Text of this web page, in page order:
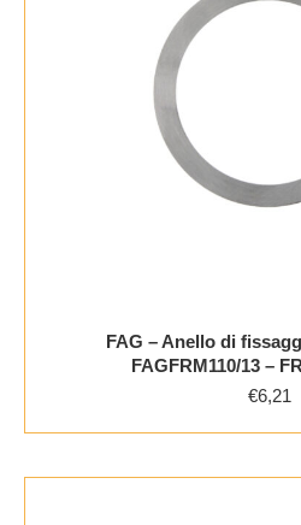
FAG – Anello di
FAGFRM110/13 –
€6,21